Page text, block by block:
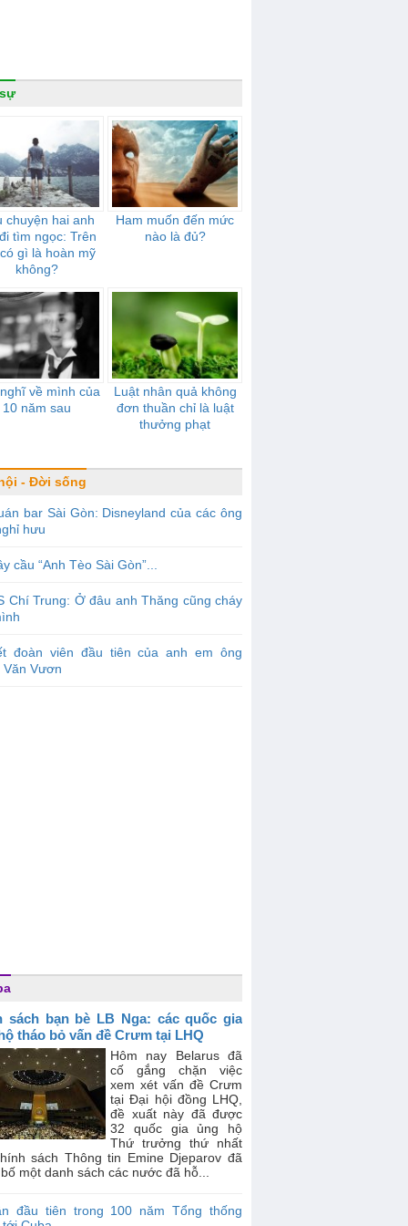
chuyện hai anh
tìm ngọc: Trên
gì là hoàn mỹ
không?
Ham muốn đến mức
nào là đủ?
về mình của
10 năm sau
Luật nhân quả không
đơn thuần chỉ là luật
thưởng phạt
- Đời sống
bar Sài Gòn: Disneyland của các ông
hưu
cầu “Anh Tèo Sài Gòn”...
Chí Trung: Ở đâu anh Thăng cũng cháy
đoàn viên đầu tiên của anh em ông
Vươn
sách bạn bè LB Nga: các quốc gia
tháo bỏ vấn đề Crưm tại LHQ
Hôm nay Belarus đã
cố gắng chặn việc
xem xét vấn đề Crưm
tại Đại hội đồng LHQ,
đề xuất này đã được
32 quốc gia ủng hộ
Thứ trưởng thứ nhất
sách Thông tin Emine Djeparov đã
một danh sách các nước đã hỗ...
đầu tiên trong 100 năm Tổng thống